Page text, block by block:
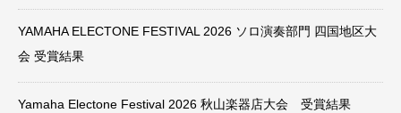
YAMAHA ELECTONE FESTIVAL 2026 ソロ演奏部門 四国地区大
会 受賞結果
Yamaha Electone Festival 2026 秋山楽器店大会 受賞結果